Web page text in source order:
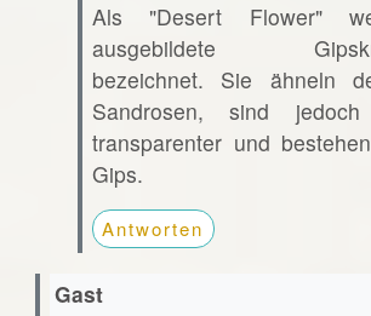
Als "Desert Flower"
ausgebildete
bezeichnet. Sie ähneln
Sandrosen, sind
transparenter und
Gips.
Antworten
Gast